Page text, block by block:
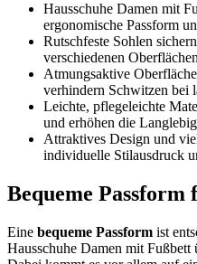
Hausschuhe Damen mit
ergonomische Passform
Rutschfeste Sohlen
verschiedenen
Atmungsaktive
verhindern Schwitzen bei
Leichte, pflegeleichte
und erhöhen die
Attraktives Design und
individuelle Stilausdruck
Bequeme Passform
Eine bequeme Passform ist
Hausschuhe Damen mit Fußbett